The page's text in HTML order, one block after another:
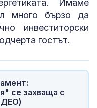
Имаме
много бързо да
инвеститорски
гостът.
се захваща с